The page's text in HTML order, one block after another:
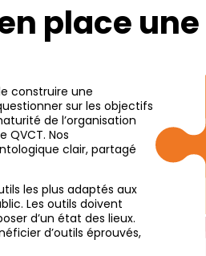
place une
construire une
sur les objectifs
de l’organisation
QVCT. Nos
clair, partagé
les plus adaptés aux
Les outils doivent
d’un état des lieux.
d’outils éprouvés,